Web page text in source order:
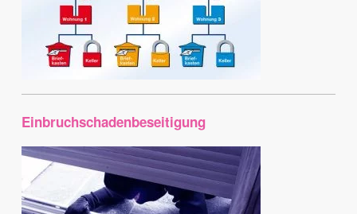
Einbruchschadenbeseitigung